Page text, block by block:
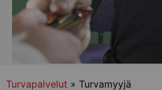
Turvapalvelut » Turvamyyjä